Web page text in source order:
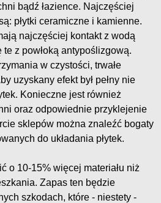
bądź łazience. Najczęściej
płytki ceramiczne i kamienne.
najczęściej kontakt z wodą
te z powłoką antypoślizgową.
w czystości, trwałe
uzyskany efekt był pełny nie
Konieczne jest również
oraz odpowiednie przyklejenie
sklepów można znaleźć bogaty
do układania płytek.
o 10-15% więcej materiału niż
Zapas ten będzie
szkodach, które - niestety -